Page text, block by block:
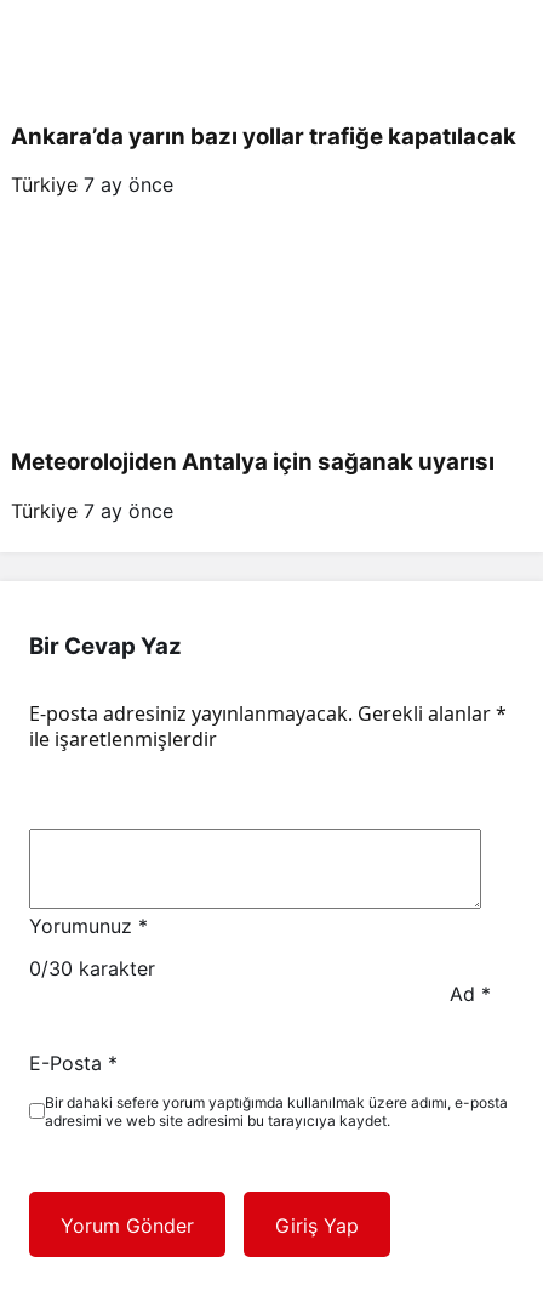
Ankara’da yarın bazı yollar trafiğe kapatılacak
Türkiye 7 ay önce
Meteorolojiden Antalya için sağanak uyarısı
Türkiye 7 ay önce
Bir Cevap Yaz
E-posta adresiniz yayınlanmayacak. Gerekli alanlar*
ile işaretlenmişlerdir
Yorumunuz *
0/30 karakter
Ad *
E-Posta *
Bir dahaki sefere yorum yaptığımda kullanılmak üzere adımı, e-posta
adresimi ve web site adresimi bu tarayıcıya kaydet.
Yorum Gönder Giriş Yap